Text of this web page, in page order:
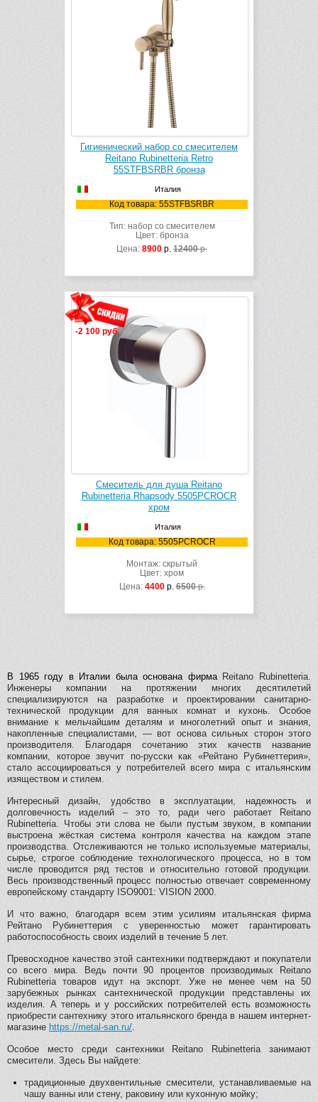
Гигиенический набор со смесителем
Reitano Rubinetteria Retro
55STFBSRBR бронза
Италия
Код товара: 55STFBSRBR
Тип: набор со смесителем
Цвет: бронза
Цена: 8900 р. 12400р.
-2 100 руб.
Смеситель для душа Reitano
Rubinetteria Rhapsody 5505PCROCR
хром
Италия
Код товара: 5505PCROCR
Монтаж: скрытый
Цвет: хром
Цена: 4400р.6500р.
В 1965 году в Италии была основана фирма Reitano Rubinetteria.
Инженеры компании на протяжении многих десятилетий
специализируются на разработке и проектировании санитарно-
технической продукции для ванных комнат и кухонь. Особое
внимание к мельчайшим деталям и многолетний опыт и знания,
накопленные специалистами, — вот основа сильных сторон этого
производителя. Благодаря сочетанию этих качеств название
компании, которое звучит по-русски как «Рейтано Рубинеттерия»,
стало ассоциироваться у потребителей всего мира с итальянским
изяществом и стилем.
Интересный дизайн, удобство в эксплуатации, надежность и
долговечность изделий – это то, ради чего работает Reitano
Rubinetteria. Чтобы эти слова не были пустым звуком, в компании
выстроена жёсткая система контроля качества на каждом этапе
производства. Отслеживаются не только используемые материалы,
сырье, строгое соблюдение технологического процесса, но в том
числе проводится ряд тестов и относительно готовой продукции.
Весь производственный процесс полностью отвечает современному
европейскому стандарту ISO9001: VISION 2000.
И что важно, благодаря всем этим усилиям итальянская фирма
Рейтано Рубинеттерия с уверенностью может гарантировать
работоспособность своих изделий в течение 5 лет.
Превосходное качество этой сантехники подтверждают и покупатели
со всего мира. Ведь почти 90 процентов производимых Reitano
Rubinetteria товаров идут на экспорт. Уже не менее чем на 50
зарубежных рынках сантехнической продукции представлены их
изделия. А теперь и у российских потребителей есть возможность
приобрести сантехнику этого итальянского бренда в нашем интернет-
магазине https://metal-san.ru/.
Особое место среди сантехники Reitano Rubinetteria занимают
смесители. Здесь Вы найдете:
традиционные двухвентильные смесители, устанавливаемые на
чашу ванны или стену, раковину или кухонную мойку;